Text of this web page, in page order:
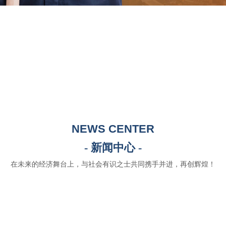
NEWS CENTER
- 新闻中心 -
在未来的经济舞台上，与社会有识之士共同携手并进，再创辉煌！